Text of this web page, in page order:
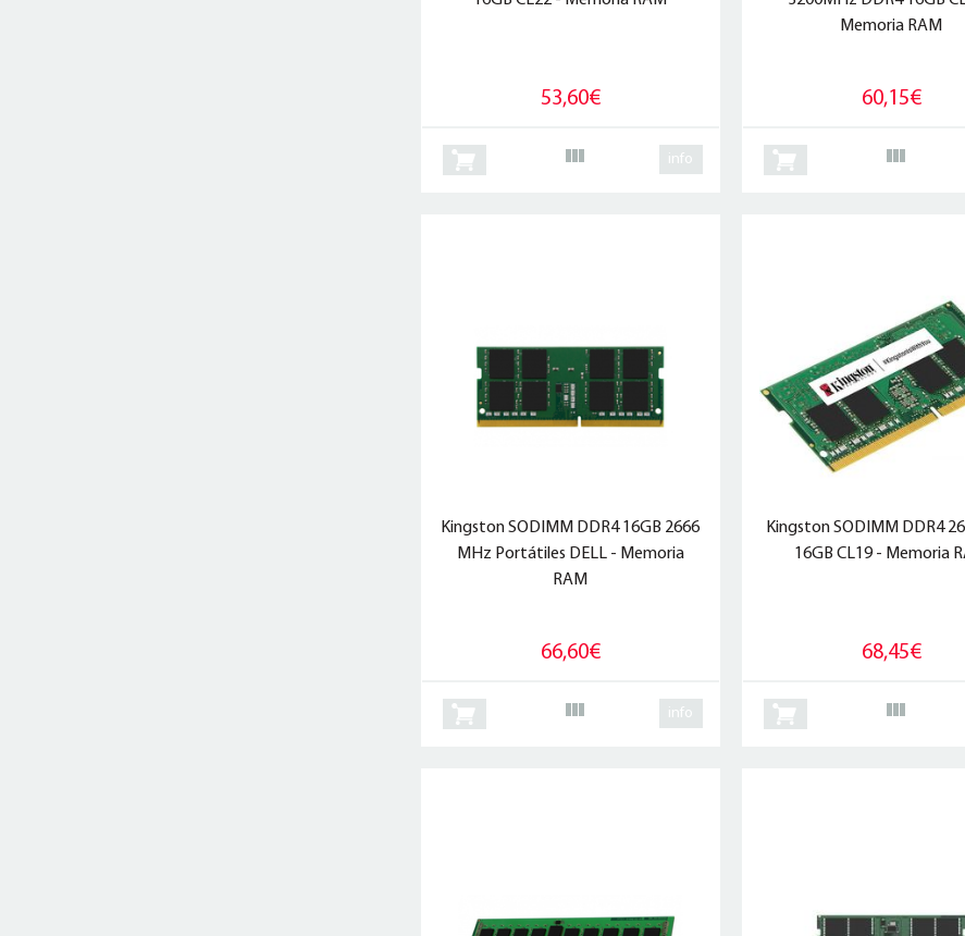
53,60€
info
Memoria RAM
60,15€
Kingston SODIMM DDR4 16GB 2666
MHz Portátiles DELL - Memoria
RAM
66,60€
info
Kingston SODIMM DDR4
16GB CL19 - Memoria
68,45€